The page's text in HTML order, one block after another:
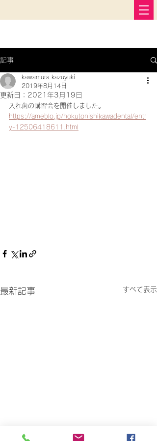
記事
kawamura kazuyuki
2019年8月14日
更新日： 2021年3月19日
入れ歯の講習会を開催しました。
https://ameblo.jp/hokutonishikawadental/entr
y-12506418611.html
最新記事 すべて表示